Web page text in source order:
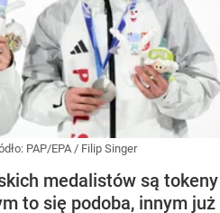
PAP/EPA / Filip Singer
medalistów są tokeny
to się podoba, innym już